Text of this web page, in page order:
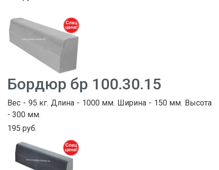
Бордюр бр 100.30.15
Вес - 95 кг. Длина - 1000 мм. Ширина - 150 мм. Высота
- 300 мм.
195 руб.